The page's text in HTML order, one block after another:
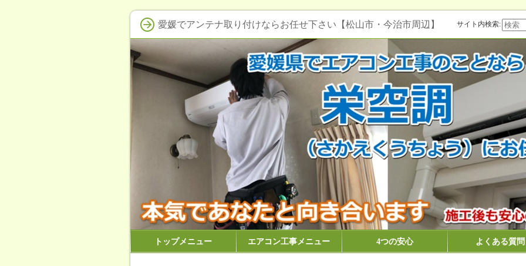
愛媛でアンテナ取り付けならお任せ下さい【松山市・今治市周辺】
トップメニュー エアコン工事メニュー 4つの安心 よくある質問
サイト内検索: